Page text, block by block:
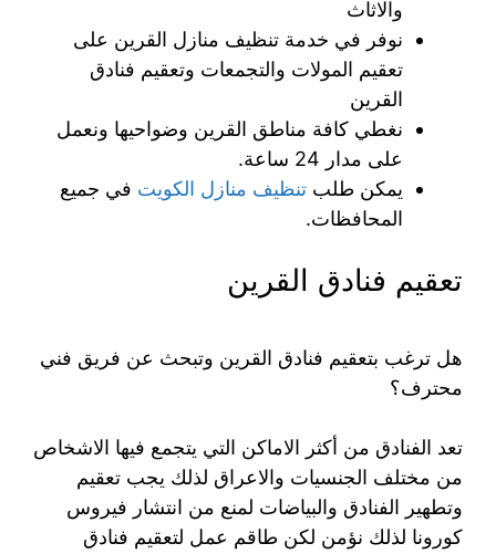
والاثاث
نوفر في خدمة تنظيف منازل القرين على
تعقيم المولات والتجمعات وتعقيم فنادق
القرين
نغطي كافة مناطق القرين وضواحيها ونعمل
على مدار 24 ساعة.
يمكن طلب تنظيف منازل الكويت في جميع
المحافظات.
تعقيم فنادق القرين
هل ترغب بتعقيم فنادق القرين وتبحث عن فريق فني
محترف؟
تعد الفنادق من أكثر الاماكن التي يتجمع فيها الاشخاص
من مختلف الجنسيات والاعراق لذلك يجب تعقيم
وتطهير الفنادق والبياضات لمنع من انتشار فيروس
كورونا لذلك نؤمن لكن طاقم عمل لتعقيم فنادق